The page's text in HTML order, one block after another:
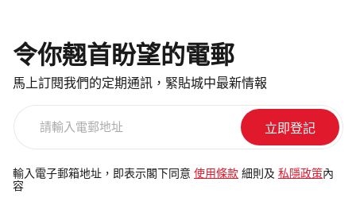
令你翹首盼望的電郵
馬上訂閱我們的定期通訊，緊貼城中最新情報
電
郵
輸入電子郵箱地址，即表示閣下同意 使用條款 細則及 私隱政策 內
容